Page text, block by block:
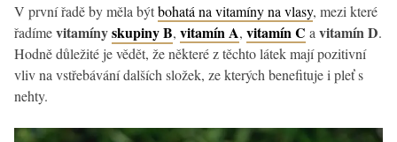
V první řadě by měla býtbohatá na vitamíny na vlasy, mezi které
řadímevitamínyskupiny B, vitamín A, vitamín C a vitamín D.
Hodně důležité je vědět, že některé z těchto látek mají pozitivní
vliv na vstřebávání dalších složek, ze kterých benefituje i pleť s
nehty.